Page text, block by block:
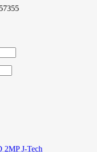
2MP J-Tech